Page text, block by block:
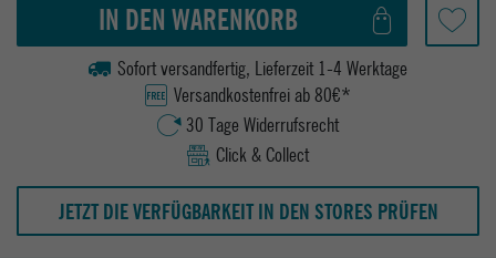
IN DEN WARENKORB
Sofort versandfertig, Lieferzeit 1-4 Werktage
Versandkostenfrei ab 80€*
30 Tage Widerrufsrecht
Click & Collect
JETZT DIE VERFÜGBARKEIT IN DEN STORES PRÜFEN